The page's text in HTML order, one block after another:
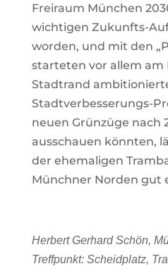
Freiraum München
wichtigen Zukunfts-
worden, und mit den
starteten vor allem am
Stadtrand
Stadtverbesserungs-
neuen Grünzüge nach
ausschauen könnten,
der ehemaligen
Münchner Norden gut
Herbert Gerhard Schön,
Treffpunkt: Scheidplatz,